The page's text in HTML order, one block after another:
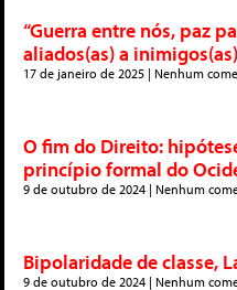
“Guerra entre nós, paz
aliados(as) a inimigos(as)
17 de janeiro de 2025 Nenhum
O fim do Direito:
princípio formal do
9 de outubro de 2024 Nenhum
Bipolaridade de classe,
9 de outubro de 2024 Nenhum